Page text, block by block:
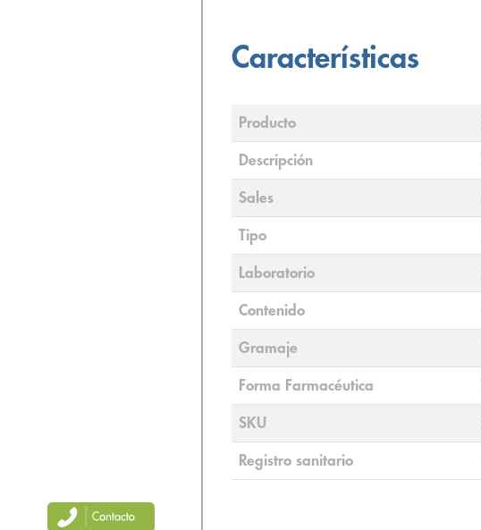
Características
Producto
Descripción
Sales
Tipo
Laboratorio
Contenido
Gramaje
Forma Farmacéutica
SKU
Registro sanitario